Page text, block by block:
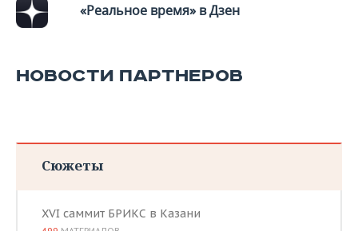
«Реальное время» в Дзен
НОВОСТИ ПАРТНЕРОВ
Сюжеты
XVI саммит БРИКС в Казани